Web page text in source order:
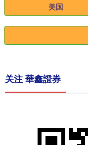
美国
关注 華鑫證券